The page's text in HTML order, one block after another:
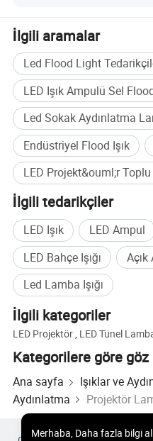
tasarlandığını ve
ortamın zorlu
yarattığını
İlgili aramalar
Led Flood Light
LED Işık Ampulü Sel
Led Sokak Aydınlatma
Endüstriyel Flood Işık
LED Projekt&ouml;r
İlgili tedarikçiler
LED Işık LED Ampul
LED Bahçe Işığı
Açık
Led Lamba Işığı
İlgili kategoriler
LED Projektör LED Tünel
Kategorilere göre göz
Ana sayfa Işıklar ve
Aydınlatma
Projektör
Merhaba, Daha fazla bilgi